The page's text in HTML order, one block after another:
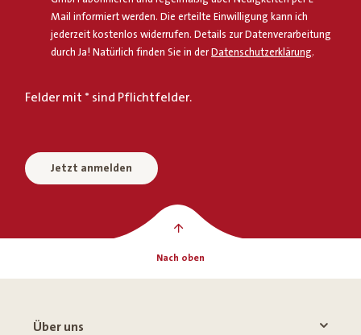
Mail informiert werden. Die erteilte Einwilligung kann ich
jederzeit kostenlos widerrufen. Details zur Datenverarbeitung
durch Ja! Natürlich finden Sie in derDatenschutzerklärung.
Felder mit * sind Pflichtfelder.
Jetzt anmelden
Nach oben
Über uns